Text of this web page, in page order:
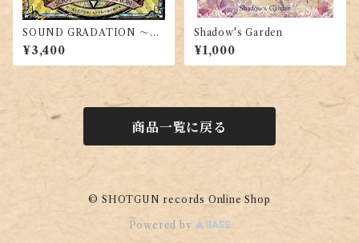
SOUND GRADATION ～想
い濡る花の涙雨と光さす虹の
架け橋の章～
¥3,400
Shadow's Garden
¥1,000
商品一覧に戻る
© SHOTGUN records Online Shop
Powered by